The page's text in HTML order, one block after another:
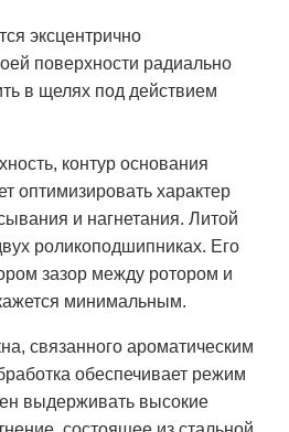
эксцентрично
поверхности радиально
в щелях под действием
контур основания
оптимизировать характер
и нагнетания. Литой
роликоподшипниках. Его
зазор между ротором и
минимальным.
связанного ароматическим
обеспечивает режим
выдерживать высокие